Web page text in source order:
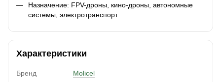
Назначение: FPV-дроны, кино-дроны, автономные
системы, электротранспорт
Характеристики
Бренд
Molicel